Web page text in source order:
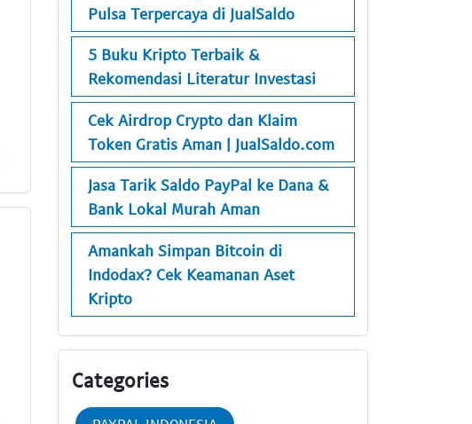
Pulsa Terpercaya di JualSaldo
5 Buku Kripto Terbaik &
Rekomendasi Literatur Investasi
Cek Airdrop Crypto dan Klaim
Token Gratis Aman | JualSaldo.com
Jasa Tarik Saldo PayPal ke Dana &
Bank Lokal Murah Aman
Amankah Simpan Bitcoin di
Indodax? Cek Keamanan Aset
Kripto
Categories